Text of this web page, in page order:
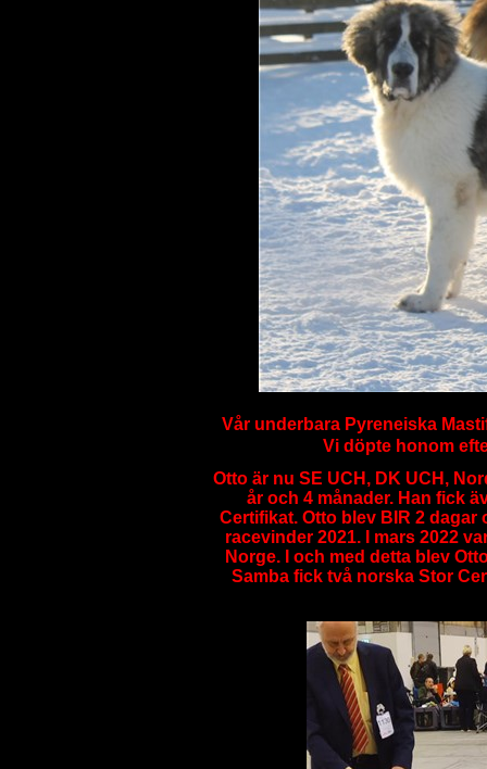
Vår underbara Pyreneiska
Vi döpte honom
Otto är nu SE UCH, DK UCH,
år och 4 månader. Han fick
Certifikat. Otto blev BIR 2
racevinder 2021. I mars 2022
Norge. I och med detta blev
Samba fick två norska Stor